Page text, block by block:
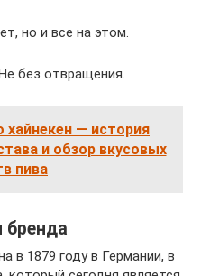
но и все на этом.
без отвращения.
хайнекен — история
и обзор вкусовых
пива
бренда
в 1879 году в Германии, в